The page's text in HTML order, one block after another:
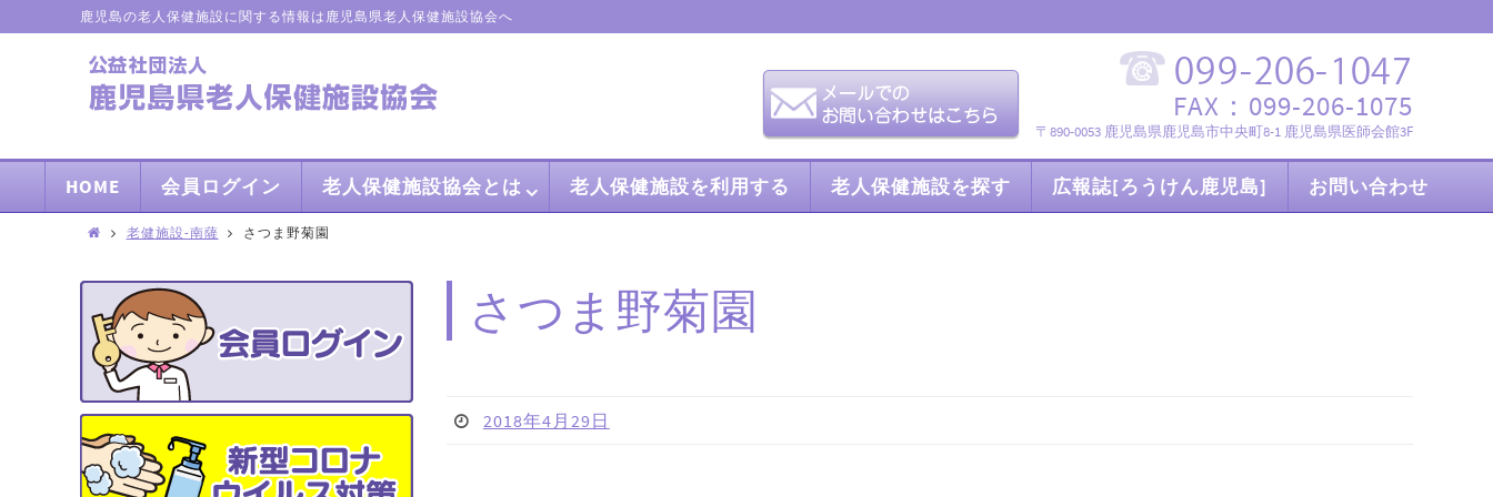
鹿児島の老人保健施設に関する情報は鹿児島県老人保健施設協会へ
FAX：099-206-1075
〒890-0053 鹿児島県鹿児島市中央町8-1 鹿児島県医師会館3F
HOME 会員ログイン 老人保健施設協会とは 老人保健施設を利用する 老人保健施設を探す 広報誌[ろうけん鹿児島] お問い合わせ
老健施設-南薩 さつま野菊園
さつま野菊園
2018年4月29日